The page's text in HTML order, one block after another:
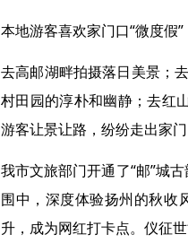
本地游客喜欢家门口“微度假”
去高邮湖畔拍摄落日美景；
村田园的淳朴和幽静；去红
游客让景让路，纷纷走出家门
我市文旅部门开通了“邮”城
围中，深度体验扬州的秋收
升，成为网红打卡点。仪征